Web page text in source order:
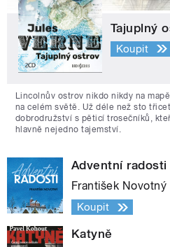
Tajuplný
Koupit
Lincolnův ostrov nikdo nikdy na
na celém světě. Už déle než sto
dobrodružství s pěticí trosečníků,
hlavně nejedno tajemství.
Adventní radosti
František Novotný
Koupit
Katyně